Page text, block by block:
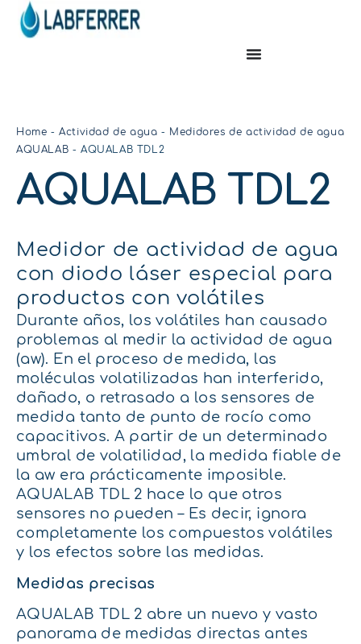
Home -Actividad de agua - Medidores de actividad de agua
AQUALAB -AQUALAB TDL2
AQUALAB TDL2
Medidor de actividad de agua
con diodo láser especial para
productos con volátiles
Durante años, los volátiles han causado
problemas al medir la actividad de agua
(aw). En el proceso de medida, las
moléculas volatilizadas han interferido,
dañado, o retrasado a los sensores de
medida tanto de punto de rocío como
capacitivos. A partir de un determinado
umbral de volatilidad, la medida fiable de
la aw era prácticamente imposible.
AQUALAB TDL 2 hace lo que otros
sensores no pueden – Es decir, ignora
completamente los compuestos volátiles
y los efectos sobre las medidas.
Medidas precisas
AQUALAB TDL 2 abre un nuevo y vasto
panorama de medidas directas antes